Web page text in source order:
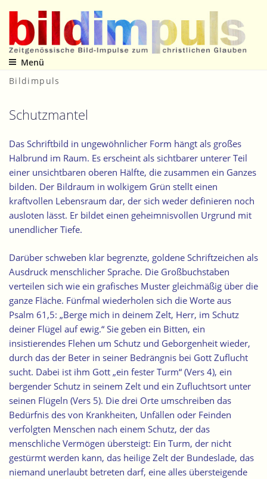
Inhalt
springen
Zeitgenössische Bild-Impulse zum christlichen Glauben
Menü
Bildimpuls
Schutzmantel
Das Schriftbild in ungewöhnlicher Form hängt als großes
Halbrund im Raum. Es erscheint als sichtbarer unterer Teil
einer unsichtbaren oberen Hälfte, die zusammen ein Ganzes
bilden. Der Bildraum in wolkigem Grün stellt einen
kraftvollen Lebensraum dar, der sich weder definieren noch
ausloten lässt. Er bildet einen geheimnisvollen Urgrund mit
unendlicher Tiefe.
Darüber schweben klar begrenzte, goldene Schriftzeichen als
Ausdruck menschlicher Sprache. Die Großbuchstaben
verteilen sich wie ein grafisches Muster gleichmäßig über die
ganze Fläche. Fünfmal wiederholen sich die Worte aus
Psalm 61,5: „Berge mich in deinem Zelt, Herr, im Schutz
deiner Flügel auf ewig.“ Sie geben ein Bitten, ein
insistierendes Flehen um Schutz und Geborgenheit wieder,
durch das der Beter in seiner Bedrängnis bei Gott Zuflucht
sucht. Dabei ist ihm Gott „ein fester Turm“ (Vers 4), ein
bergender Schutz in seinem Zelt und ein Zufluchtsort unter
seinen Flügeln (Vers 5). Die drei Orte umschreiben das
Bedürfnis des von Krankheiten, Unfällen oder Feinden
verfolgten Menschen nach einem Schutz, der das
menschliche Vermögen übersteigt: Ein Turm, der nicht
gestürmt werden kann, das heilige Zelt der Bundeslade, das
niemand unerlaubt betreten darf, eine alles übersteigende